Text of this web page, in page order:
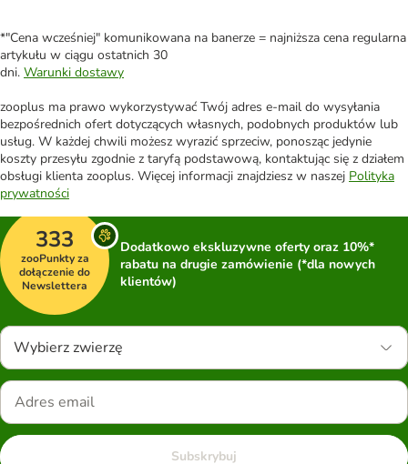
*"Cena wcześniej" komunikowana na banerze = najniższa cena regularna
artykułu w ciągu ostatnich 30
dni. Warunki dostawy
zooplus ma prawo wykorzystywać Twój adres e-mail do wysyłania
bezpośrednich ofert dotyczących własnych, podobnych produktów lub
usług. W każdej chwili możesz wyrazić sprzeciw, ponosząc jedynie
koszty przesyłu zgodnie z taryfą podstawową, kontaktując się z działem
obsługi klienta zooplus. Więcej informacji znajdziesz w naszej Polityka
prywatności
333
zooPunkty za
dołączenie do
Newslettera
Dodatkowo ekskluzywne oferty oraz 10%*
rabatu na drugie zamówienie (*dla nowych
klientów)
Wybierz zwierzę
Subskrybuj